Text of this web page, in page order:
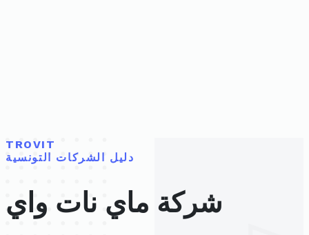
TROVIT
دليل الشركات التونسية
شركة ماي نات واي